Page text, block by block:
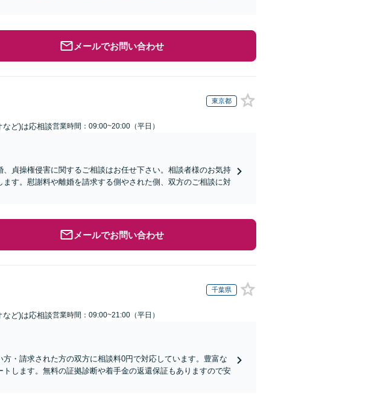
メールでお問い合わせ
東京都
など)は応相談営業時間：09:00~20:00（平日）
貞操権侵害に関するご相談はお任せ下さい。相談者様のお気持
す。慰謝料や離婚を請求する側やされた側、双方のご相談に対
メールでお問い合わせ
千葉県
など)は応相談営業時間：09:00~21:00（平日）
・請求された方の双方に相談料0円で対応しています。豊富な
します。無料の証拠診断や着手金の返還保証もありますので安